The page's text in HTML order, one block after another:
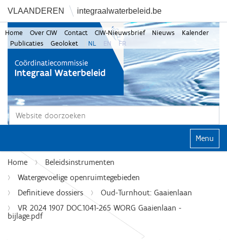
VLAANDEREN integraalwaterbeleid.be
Zoek
Home Over CIW Contact CIW-Nieuwsbrief Nieuws
Kalender
Publicaties
Geoloket NL EN FR
Klap
Home
Beleidsinstrumenten
Watergevoelige openruimtegebieden
Definitieve dossiers
Oud-Turnhout: Gaaienlaan
VR 2024 1907 DOC.1041-265 WORG Gaaienlaan -
bijlage.pdf